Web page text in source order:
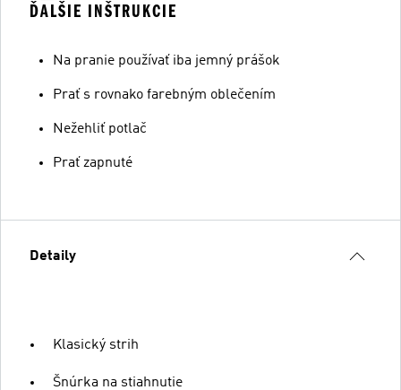
ĎALŠIE INŠTRUKCIE
Na pranie používať iba jemný prášok
Prať s rovnako farebným oblečením
Nežehliť potlač
Prať zapnuté
Detaily
Klasický strih
Šnúrka na stiahnutie